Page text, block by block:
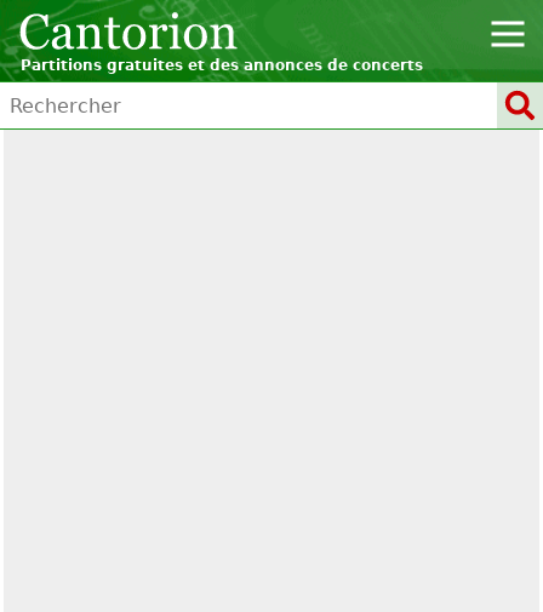
Partitions gratuites et des annonces de concerts